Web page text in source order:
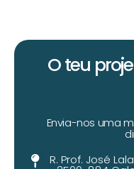
O teu
Envia-nos uma
R. Prof. José